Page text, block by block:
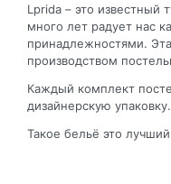
Lprida – это известный
много лет радует нас
принадлежностями.
производством
Каждый комплект
дизайнерскую упаковку.
Такое бельё это